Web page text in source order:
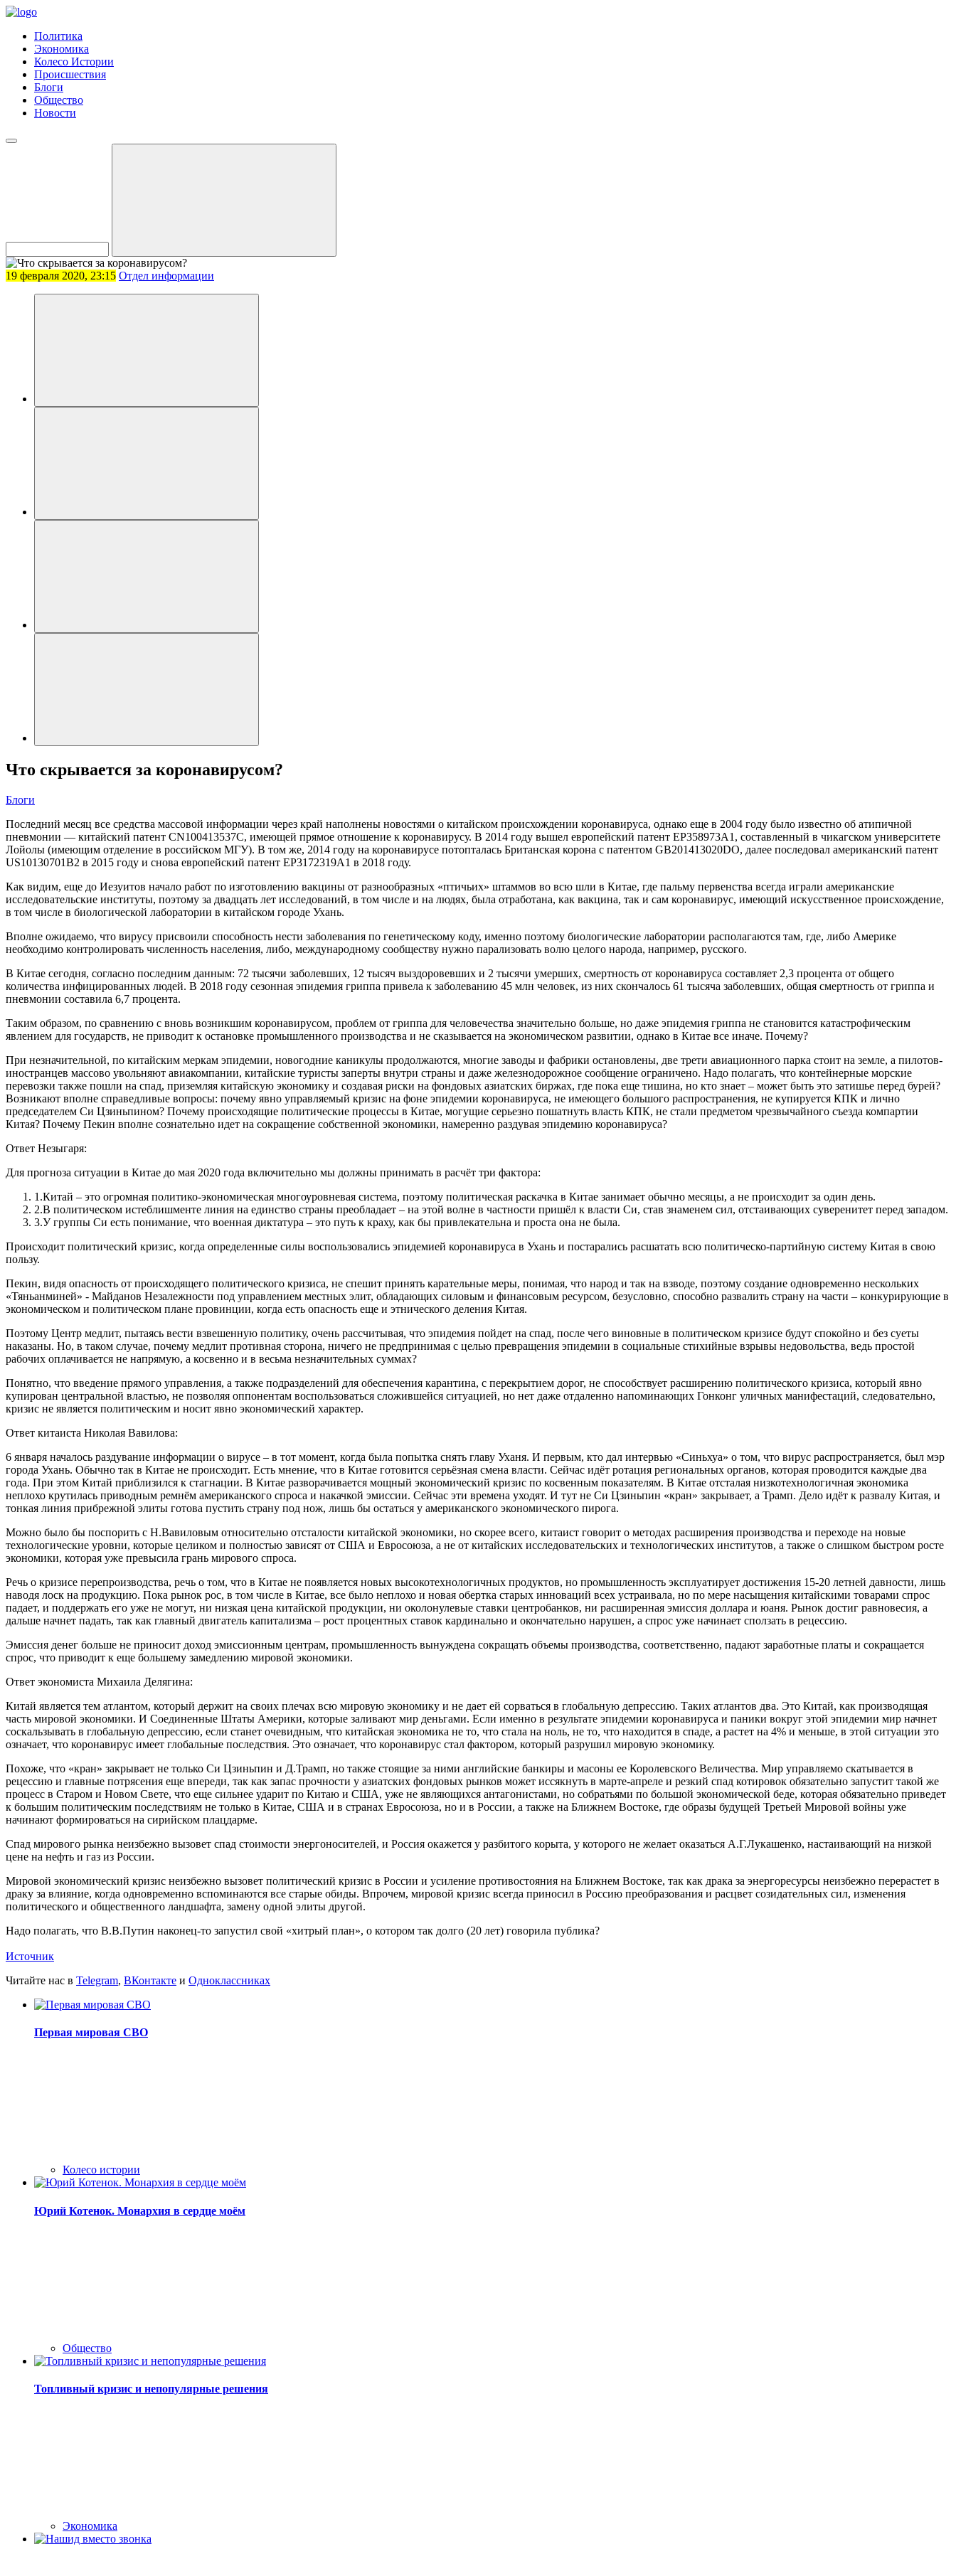
Политика
Экономика
Колесо Истории
Происшествия
Блоги
Общество
Новости
19 февраля 2020, 23:15 Отдел информации
Что скрывается за коронавирусом?
Блоги
Последний месяц все средства массовой информации через край наполнены новостями о китайском происхождении коронавируса, однако еще в 2004 году было известно об атипичной
пневмонии — китайский патент CN100413537C, имеющей прямое отношение к коронавирусу. В 2014 году вышел европейский патент EP358973A1, составленный в чикагском университете
Лойолы (имеющим отделение в российском МГУ). В том же, 2014 году на коронавирусе потопталась Британская корона с патентом GB201413020DO, далее последовал американский патент
US10130701B2 в 2015 году и снова европейский патент EP3172319A1 в 2018 году.
Как видим, еще до Иезуитов начало работ по изготовлению вакцины от разнообразных «птичьих» штаммов во всю шли в Китае, где пальму первенства всегда играли американские
исследовательские институты, поэтому за двадцать лет исследований, в том числе и на людях, была отработана, как вакцина, так и сам коронавирус, имеющий искусственное происхождение,
в том числе в биологической лаборатории в китайском городе Ухань.
Вполне ожидаемо, что вирусу присвоили способность нести заболевания по генетическому коду, именно поэтому биологические лаборатории располагаются там, где, либо Америке
необходимо контролировать численность населения, либо, международному сообществу нужно парализовать волю целого народа, например, русского.
В Китае сегодня, согласно последним данным: 72 тысячи заболевших, 12 тысяч выздоровевших и 2 тысячи умерших, смертность от коронавируса составляет 2,3 процента от общего
количества инфицированных людей. В 2018 году сезонная эпидемия гриппа привела к заболеванию 45 млн человек, из них скончалось 61 тысяча заболевших, общая смертность от гриппа и
пневмонии составила 6,7 процента.
Таким образом, по сравнению с вновь возникшим коронавирусом, проблем от гриппа для человечества значительно больше, но даже эпидемия гриппа не становится катастрофическим
явлением для государств, не приводит к остановке промышленного производства и не сказывается на экономическом развитии, однако в Китае все иначе. Почему?
При незначительной, по китайским меркам эпидемии, новогодние каникулы продолжаются, многие заводы и фабрики остановлены, две трети авиационного парка стоит на земле, а пилотов-
иностранцев массово увольняют авиакомпании, китайские туристы заперты внутри страны и даже железнодорожное сообщение ограничено. Надо полагать, что контейнерные морские
перевозки также пошли на спад, приземляя китайскую экономику и создавая риски на фондовых азиатских биржах, где пока еще тишина, но кто знает – может быть это затишье перед бурей?
Возникают вполне справедливые вопросы: почему явно управляемый кризис на фоне эпидемии коронавируса, не имеющего большого распространения, не купируется КПК и лично
председателем Си Цзиньпином? Почему происходящие политические процессы в Китае, могущие серьезно пошатнуть власть КПК, не стали предметом чрезвычайного съезда компартии
Китая? Почему Пекин вполне сознательно идет на сокращение собственной экономики, намеренно раздувая эпидемию коронавируса?
Ответ Незыгаря:
Для прогноза ситуации в Китае до мая 2020 года включительно мы должны принимать в расчёт три фактора:
1.Китай – это огромная политико-экономическая многоуровневая система, поэтому политическая раскачка в Китае занимает обычно месяцы, а не происходит за один день.
2.В политическом истеблишменте линия на единство страны преобладает – на этой волне в частности пришёл к власти Си, став знаменем сил, отстаивающих суверенитет перед западом.
3.У группы Си есть понимание, что военная диктатура – это путь к краху, как бы привлекательна и проста она не была.
Происходит политический кризис, когда определенные силы воспользовались эпидемией коронавируса в Ухань и постарались расшатать всю политическо-партийную систему Китая в свою
пользу.
Пекин, видя опасность от происходящего политического кризиса, не спешит принять карательные меры, понимая, что народ и так на взводе, поэтому создание одновременно нескольких
«Тяньанминей» - Майданов Незалежности под управлением местных элит, обладающих силовым и финансовым ресурсом, безусловно, способно развалить страну на части – конкурирующие в
экономическом и политическом плане провинции, когда есть опасность еще и этнического деления Китая.
Поэтому Центр медлит, пытаясь вести взвешенную политику, очень рассчитывая, что эпидемия пойдет на спад, после чего виновные в политическом кризисе будут спокойно и без суеты
наказаны. Но, в таком случае, почему медлит противная сторона, ничего не предпринимая с целью превращения эпидемии в социальные стихийные взрывы недовольства, ведь простой
рабочих оплачивается не напрямую, а косвенно и в весьма незначительных суммах?
Понятно, что введение прямого управления, а также подразделений для обеспечения карантина, с перекрытием дорог, не способствует расширению политического кризиса, который явно
купирован центральной властью, не позволяя оппонентам воспользоваться сложившейся ситуацией, но нет даже отдаленно напоминающих Гонконг уличных манифестаций, следовательно,
кризис не является политическим и носит явно экономический характер.
Ответ китаиста Николая Вавилова:
6 января началось раздувание информации о вирусе – в тот момент, когда была попытка снять главу Уханя. И первым, кто дал интервью «Синьхуа» о том, что вирус распространяется, был мэр
города Ухань. Обычно так в Китае не происходит. Есть мнение, что в Китае готовится серьёзная смена власти. Сейчас идёт ротация региональных органов, которая проводится каждые два
года. При этом Китай приблизился к стагнации. В Китае разворачивается мощный экономический кризис по косвенным показателям. В Китае отсталая низкотехнологичная экономика
неплохо крутилась приводным ремнём американского спроса и накачкой эмиссии. Сейчас эти времена уходят. И тут не Си Цзиньпин «кран» закрывает, а Трамп. Дело идёт к развалу Китая, и
тонкая линия прибрежной элиты готова пустить страну под нож, лишь бы остаться у американского экономического пирога.
Можно было бы поспорить с Н.Вавиловым относительно отсталости китайской экономики, но скорее всего, китаист говорит о методах расширения производства и переходе на новые
технологические уровни, которые целиком и полностью зависят от США и Евросоюза, а не от китайских исследовательских и технологических институтов, а также о слишком быстром росте
экономики, которая уже превысила грань мирового спроса.
Речь о кризисе перепроизводства, речь о том, что в Китае не появляется новых высокотехнологичных продуктов, но промышленность эксплуатирует достижения 15-20 летней давности, лишь
наводя лоск на продукцию. Пока рынок рос, в том числе в Китае, все было неплохо и новая обертка старых инноваций всех устраивала, но по мере насыщения китайскими товарами спрос
падает, и поддержать его уже не могут, ни низкая цена китайской продукции, ни околонулевые ставки центробанков, ни расширенная эмиссия доллара и юаня. Рынок достиг равновесия, а
дальше начнет падать, так как главный двигатель капитализма – рост процентных ставок кардинально и окончательно нарушен, а спрос уже начинает сползать в рецессию.
Эмиссия денег больше не приносит доход эмиссионным центрам, промышленность вынуждена сокращать объемы производства, соответственно, падают заработные платы и сокращается
спрос, что приводит к еще большему замедлению мировой экономики.
Ответ экономиста Михаила Делягина:
Китай является тем атлантом, который держит на своих плечах всю мировую экономику и не дает ей сорваться в глобальную депрессию. Таких атлантов два. Это Китай, как производящая
часть мировой экономики. И Соединенные Штаты Америки, которые заливают мир деньгами. Если именно в результате эпидемии коронавируса и паники вокруг этой эпидемии мир начнет
соскальзывать в глобальную депрессию, если станет очевидным, что китайская экономика не то, что стала на ноль, не то, что находится в спаде, а растет на 4% и меньше, в этой ситуации это
означает, что коронавирус имеет глобальные последствия. Это означает, что коронавирус стал фактором, который разрушил мировую экономику.
Похоже, что «кран» закрывает не только Си Цзиньпин и Д.Трамп, но также стоящие за ними английские банкиры и масоны ее Королевского Величества. Мир управляемо скатывается в
рецессию и главные потрясения еще впереди, так как запас прочности у азиатских фондовых рынков может иссякнуть в марте-апреле и резкий спад котировок обязательно запустит такой же
процесс в Старом и Новом Свете, что еще сильнее ударит по Китаю и США, уже не являющихся антагонистами, но собратьями по большой экономической беде, которая обязательно приведет
к большим политическим последствиям не только в Китае, США и в странах Евросоюза, но и в России, а также на Ближнем Востоке, где образы будущей Третьей Мировой войны уже
начинают формироваться на сирийском плацдарме.
Спад мирового рынка неизбежно вызовет спад стоимости энергоносителей, и Россия окажется у разбитого корыта, у которого не желает оказаться А.Г.Лукашенко, настаивающий на низкой
цене на нефть и газ из России.
Мировой экономический кризис неизбежно вызовет политический кризис в России и усиление противостояния на Ближнем Востоке, так как драка за энергоресурсы неизбежно перерастет в
драку за влияние, когда одновременно вспоминаются все старые обиды. Впрочем, мировой кризис всегда приносил в Россию преобразования и расцвет созидательных сил, изменения
политического и общественного ландшафта, замену одной элиты другой.
Надо полагать, что В.В.Путин наконец-то запустил свой «хитрый план», о котором так долго (20 лет) говорила публика?
Источник
Читайте нас в Telegram, ВКонтакте и Одноклассниках
Первая мировая СВО
Колесо истории
Юрий Котенок. Монархия в сердце моём
Общество
Топливный кризис и непопулярные решения
Экономика